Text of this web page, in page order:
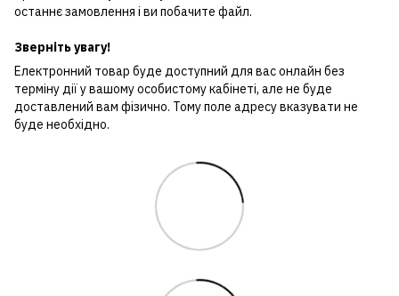
останнє замовлення і ви побачите файл.
Зверніть увагу!
Електронний товар буде доступний для вас онлайн без
терміну дії у вашому особистому кабінеті, але не буде
доставлений вам фізично. Тому поле адресу вказувати не
буде необхідно.